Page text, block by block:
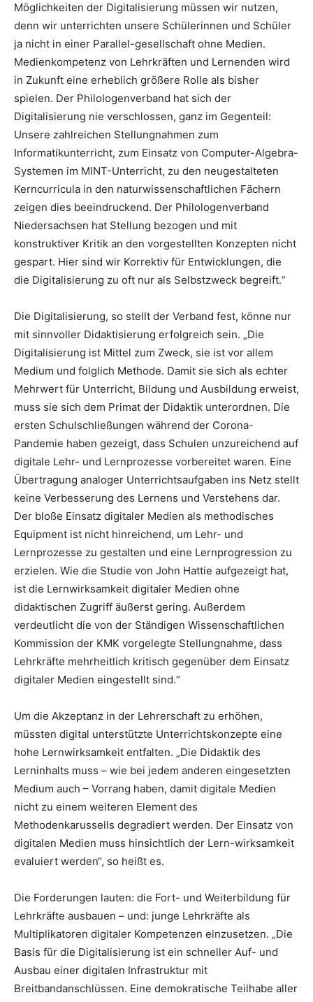
Möglichkeiten der Digitalisierung müssen wir nutzen,
denn wir unterrichten unsere Schülerinnen und Schüler
ja nicht in einer Parallel-gesellschaft ohne Medien.
Medienkompetenz von Lehrkräften und Lernenden wird
in Zukunft eine erheblich größere Rolle als bisher
spielen. Der Philologenverband hat sich der
Digitalisierung nie verschlossen, ganz im Gegenteil:
Unsere zahlreichen Stellungnahmen zum
Informatikunterricht, zum Einsatz von Computer-Algebra-
Systemen im MINT-Unterricht, zu den neugestalteten
Kerncurricula in den naturwissenschaftlichen Fächern
zeigen dies beeindruckend. Der Philologenverband
Niedersachsen hat Stellung bezogen und mit
konstruktiver Kritik an den vorgestellten Konzepten nicht
gespart. Hier sind wir Korrektiv für Entwicklungen, die
die Digitalisierung zu oft nur als Selbstzweck begreift.“
Die Digitalisierung, so stellt der Verband fest, könne nur
mit sinnvoller Didaktisierung erfolgreich sein. „Die
Digitalisierung ist Mittel zum Zweck, sie ist vor allem
Medium und folglich Methode. Damit sie sich als echter
Mehrwert für Unterricht, Bildung und Ausbildung erweist,
muss sie sich dem Primat der Didaktik unterordnen. Die
ersten Schulschließungen während der Corona-
Pandemie haben gezeigt, dass Schulen unzureichend auf
digitale Lehr- und Lernprozesse vorbereitet waren. Eine
Übertragung analoger Unterrichtsaufgaben ins Netz stellt
keine Verbesserung des Lernens und Verstehens dar.
Der bloße Einsatz digitaler Medien als methodisches
Equipment ist nicht hinreichend, um Lehr- und
Lernprozesse zu gestalten und eine Lernprogression zu
erzielen. Wie die Studie von John Hattie aufgezeigt hat,
ist die Lernwirksamkeit digitaler Medien ohne
didaktischen Zugriff äußerst gering. Außerdem
verdeutlicht die von der Ständigen Wissenschaftlichen
Kommission der KMK vorgelegte Stellungnahme, dass
Lehrkräfte mehrheitlich kritisch gegenüber dem Einsatz
digitaler Medien eingestellt sind.“
Um die Akzeptanz in der Lehrerschaft zu erhöhen,
müssten digital unterstützte Unterrichtskonzepte eine
hohe Lernwirksamkeit entfalten. „Die Didaktik des
Lerninhalts muss – wie bei jedem anderen eingesetzten
Medium auch – Vorrang haben, damit digitale Medien
nicht zu einem weiteren Element des
Methodenkarussells degradiert werden. Der Einsatz von
digitalen Medien muss hinsichtlich der Lern-wirksamkeit
evaluiert werden“, so heißt es.
Die Forderungen lauten: die Fort- und Weiterbildung für
Lehrkräfte ausbauen – und: junge Lehrkräfte als
Multiplikatoren digitaler Kompetenzen einzusetzen. „Die
Basis für die Digitalisierung ist ein schneller Auf- und
Ausbau einer digitalen Infrastruktur mit
Breitbandanschlüssen. Eine demokratische Teilhabe aller